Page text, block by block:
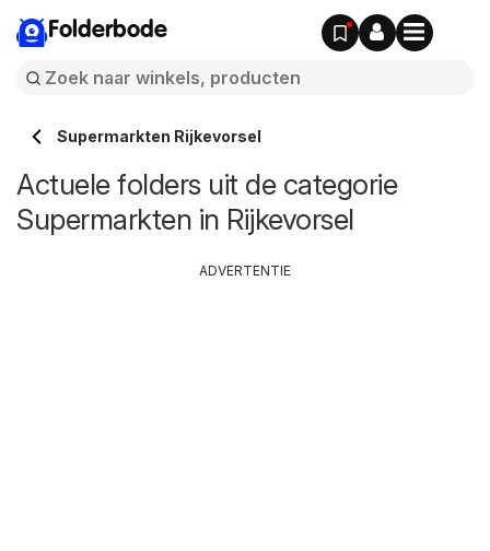
Folderbode
Supermarkten Rijkevorsel
Actuele folders uit de categorie
Supermarkten in Rijkevorsel
ADVERTENTIE